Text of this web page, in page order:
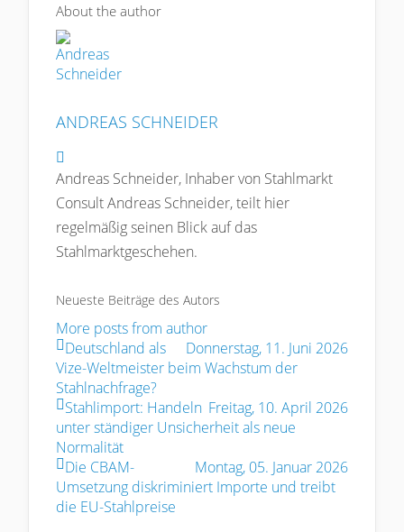
About the author
ANDREAS SCHNEIDER
Andreas Schneider, Inhaber von Stahlmarkt
Consult Andreas Schneider, teilt hier
regelmäßig seinen Blick auf das
Stahlmarktgeschehen.
Neueste Beiträge des Autors
More posts from author
Donnerstag, 11. Juni 2026
Deutschland als
Vize-Weltmeister beim Wachstum der
Stahlnachfrage?
Freitag, 10. April 2026
Stahlimport: Handeln
unter ständiger Unsicherheit als neue
Normalität
Montag, 05. Januar 2026
Die CBAM-
Umsetzung diskriminiert Importe und treibt
die EU-Stahlpreise